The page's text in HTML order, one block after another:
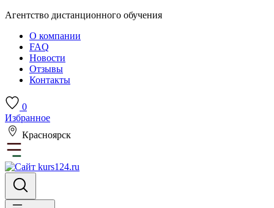
Агентство дистанционного обучения
О компании
FAQ
Новости
Отзывы
Контакты
0
Избранное
Красноярск